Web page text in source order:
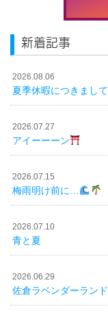
新着記事
2026.08.06
夏季休暇につきまして
2026.07.27
アイーーーン
2026.07.15
梅雨明け前に…
2026.07.10
青と夏
2026.06.29
佐倉ラベンダーランド